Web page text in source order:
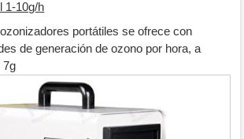
1-10g/h
portátiles se ofrece con
de generación de ozono por hora, a
7g